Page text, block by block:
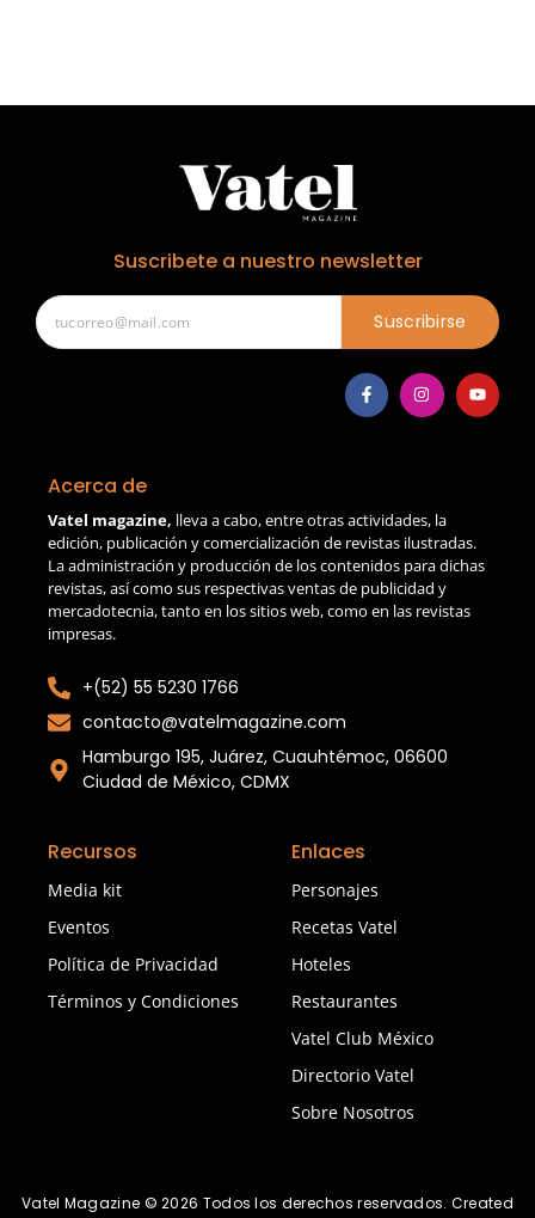
Suscribete a nuestro newsletter
Suscribirse
Acerca de
Vatel magazine, lleva a cabo, entre otras actividades, la
edición, publicación y comercialización de revistas ilustradas.
La administración y producción de los contenidos para dichas
revistas, así como sus respectivas ventas de publicidad y
mercadotecnia, tanto en los sitios web, como en las revistas
impresas.
+(52) 55 5230 1766
contacto@vatelmagazine.com
Hamburgo 195, Juárez, Cuauhtémoc, 06600
Ciudad de México, CDMX
Recursos
Media kit
Eventos
Política de Privacidad
Términos y Condiciones
Enlaces
Personajes
Recetas Vatel
Hoteles
Restaurantes
Vatel Club México
Directorio Vatel
Sobre Nosotros
Vatel Magazine © 2026 Todos los derechos reservados. Created